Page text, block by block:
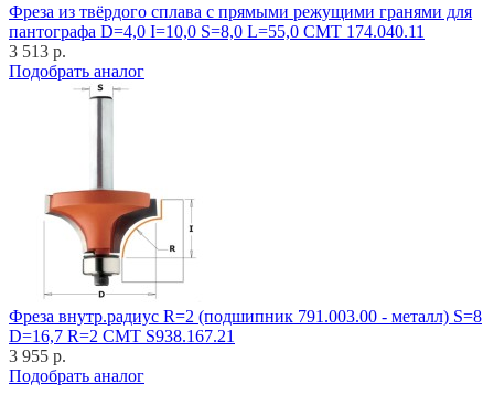
Фреза из твёрдого сплава с прямыми режущими гранями для
пантографа D=4,0 I=10,0 S=8,0 L=55,0 CMT 174.040.11
3 513 р.
Подобрать аналог
Фреза внутр.радиус R=2 (подшипник 791.003.00 - металл) S=8
D=16,7 R=2 CMT S938.167.21
3 955 р.
Подобрать аналог